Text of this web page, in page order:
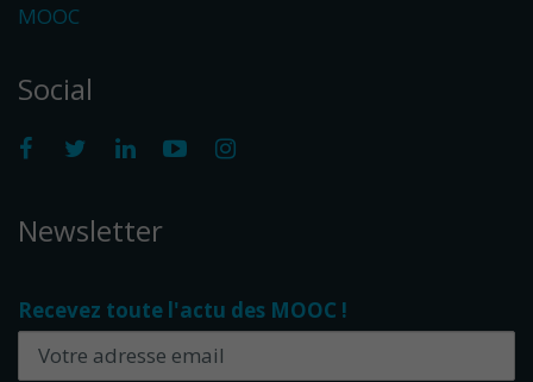
MOOC
Social
Newsletter
Recevez toute l'actu des MOOC !